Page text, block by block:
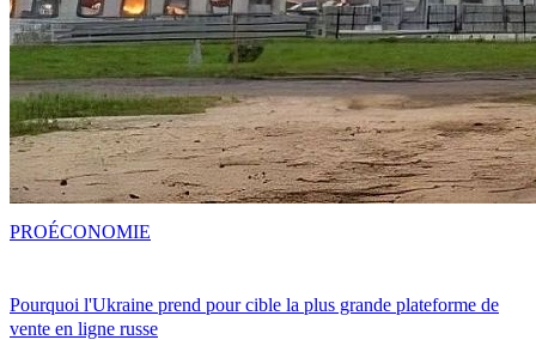
Pourquoi l'Ukraine prend pour cible la plus grande plateforme de
vente en ligne russe
PROÉCONOMIE